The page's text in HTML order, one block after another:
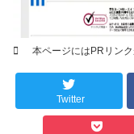
本ページにはPRリンク
Twitter